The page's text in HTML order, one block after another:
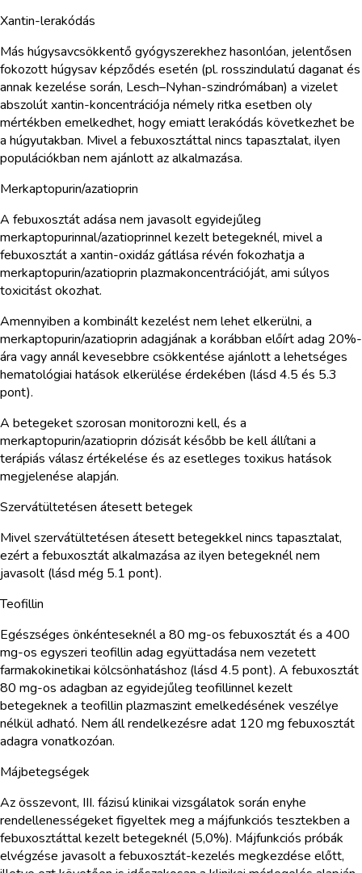
Xantin-lerakódás
Más húgysavcsökkentő gyógyszerekhez hasonlóan, jelentősen
fokozott húgysav képződés esetén (pl. rosszindulatú daganat és
annak kezelése során, Lesch–Nyhan-szindrómában) a vizelet
abszolút xantin-koncentrációja némely ritka esetben oly
mértékben emelkedhet, hogy emiatt lerakódás következhet be
a húgyutakban. Mivel a febuxosztáttal nincs tapasztalat, ilyen
populációkban nem ajánlott az alkalmazása.
Merkaptopurin/azatioprin
A febuxosztát adása nem javasolt egyidejűleg
merkaptopurinnal/azatioprinnel kezelt betegeknél, mivel a
febuxosztát a xantin-oxidáz gátlása révén fokozhatja a
merkaptopurin/azatioprin plazmakoncentrációját, ami súlyos
toxicitást okozhat.
Amennyiben a kombinált kezelést nem lehet elkerülni, a
merkaptopurin/azatioprin adagjának a korábban előírt adag 20%-
ára vagy annál kevesebbre csökkentése ajánlott a lehetséges
hematológiai hatások elkerülése érdekében (lásd 4.5 és 5.3
pont).
A betegeket szorosan monitorozni kell, és a
merkaptopurin/azatioprin dózisát később be kell állítani a
terápiás válasz értékelése és az esetleges toxikus hatások
megjelenése alapján.
Szervátültetésen átesett betegek
Mivel szervátültetésen átesett betegekkel nincs tapasztalat,
ezért a febuxosztát alkalmazása az ilyen betegeknél nem
javasolt (lásd még 5.1 pont).
Teofillin
Egészséges önkénteseknél a 80 mg-os febuxosztát és a 400
mg-os egyszeri teofillin adag együttadása nem vezetett
farmakokinetikai kölcsönhatáshoz (lásd 4.5 pont). A febuxosztát
80 mg-os adagban az egyidejűleg teofillinnel kezelt
betegeknek a teofillin plazmaszint emelkedésének veszélye
nélkül adható. Nem áll rendelkezésre adat 120 mg febuxosztát
adagra vonatkozóan.
Májbetegségek
Az összevont, III. fázisú klinikai vizsgálatok során enyhe
rendellenességeket figyeltek meg a májfunkciós tesztekben a
febuxosztáttal kezelt betegeknél (5,0%). Májfunkciós próbák
elvégzése javasolt a febuxosztát-kezelés megkezdése előtt,